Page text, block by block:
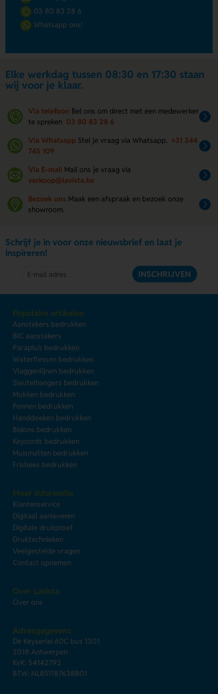
03 80 83 28 6
Whatsapp ons!
Elke werkdag tussen 08:30 en 17:30 staan
wij voor je klaar.
Via telefoon Bel ons om direct met een medewerker
te spreken 03 80 83 28 6
Via Whatsapp Stel je vraag via Whatsapp. +31 344
745 109
Via E-mail Mail ons je vraag via
verkoop@lavista.be
Bezoek ons Maak een afspraak en bezoek onze
showroom.
Schrijf je in voor onze nieuwsbrief en laat je
inspireren!
INSCHRIJVEN
Populaire artikelen
Aanstekers bedrukken
BIC aanstekers
Paraplu's bedrukken
Waterflessen bedrukken
Vlaggenlijnen bedrukken
Sleutelhangers bedrukken
Mokken bedrukken
Pennen bedrukken
Handdoeken bedrukken
Bidons bedrukken
Keycords bedrukken
Muismatten bedrukken
Frisbees bedrukken
Meer informatie
Klantenservice
Digitaal aanleveren
Digitale drukproef
Druktechnieken
Veelgestelde vragen
Contact opnemen
Over Lavista
Over ons
Adresgegevens
De Keyserlei 60C bus 1301
2018 Antwerpen
KvK: 54142792
BTW: NL851187638B01